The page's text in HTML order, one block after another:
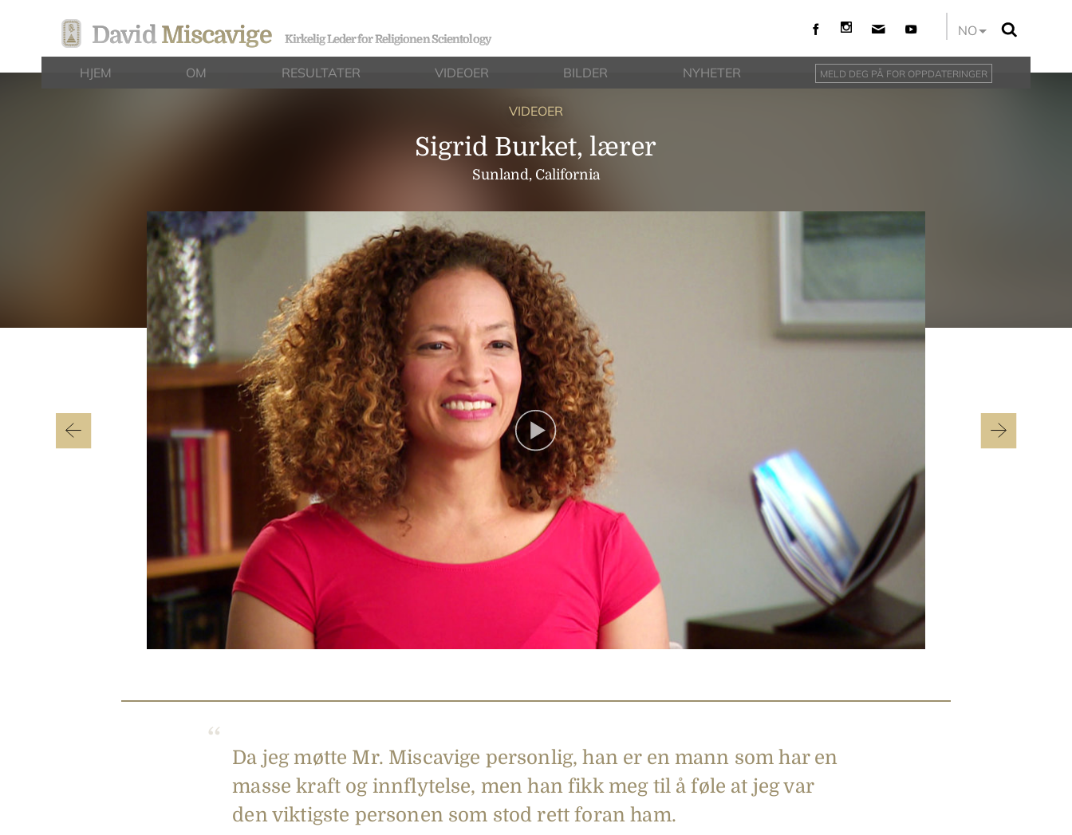
David Miscavige Kirkelig Leder for Religionen Scientology
NO
HJEM OM RESULTATER VIDEOER BILDER NYHETER MELD DEG PÅ FOR OPPDATERINGER
VIDEOER
Sigrid Burket, lærer
Sunland, California
Play
Video
Da jeg møtte Mr. Miscavige personlig, han er en mann som har en
masse kraft og innflytelse, men han fikk meg til å føle at jeg var
den viktigste personen som stod rett foran ham.